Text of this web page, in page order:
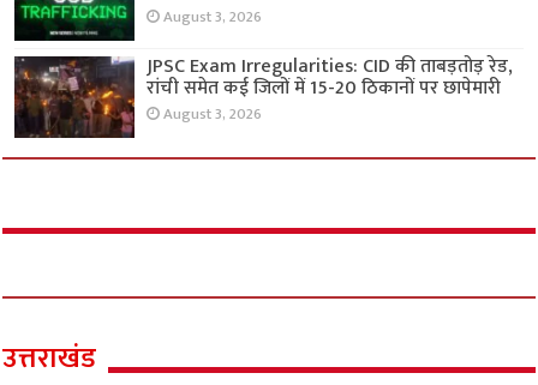
August 3, 2026
JPSC Exam Irregularities: CID की ताबड़तोड़ रेड,
रांची समेत कई जिलों में 15-20 ठिकानों पर छापेमारी
August 3, 2026
उत्तराखंड